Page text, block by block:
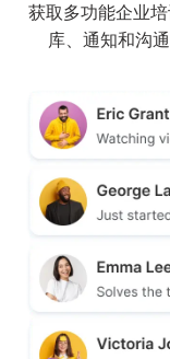
获取多功能企业
库、通知和沟